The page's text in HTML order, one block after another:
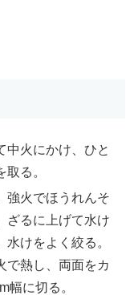
中火にかけ、ひと
る。
強火でほうれんそ
ざるに上げて水け
けをよく絞る。
で熱し、両面をカ
幅に切る。